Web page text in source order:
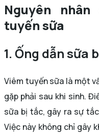
Nguyên
tuyến sữa
1. Ống dẫn sữa
Viêm tuyến sữa là một
gặp phải sau khi sinh.
sữa bị tắc, gây ra sự
Việc này không chỉ gây